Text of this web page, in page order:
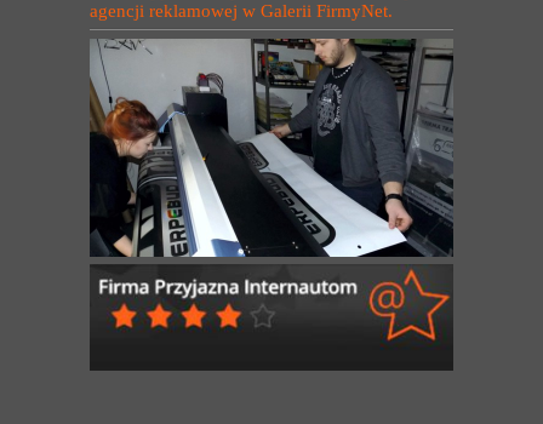
agencji reklamowej w Galerii FirmyNet.